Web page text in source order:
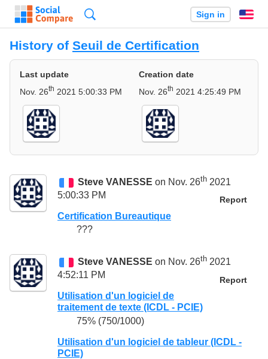
Sign in
History of Seuil de Certification
Last update
Nov. 26th 2021 5:00:33 PM
Creation date
Nov. 26th 2021 4:25:49 PM
Steve VANESSE on Nov. 26th 2021
5:00:33 PM
Report
Certification Bureautique
???
Steve VANESSE on Nov. 26th 2021
4:52:11 PM
Report
Utilisation d'un logiciel de
traitement de texte (ICDL - PCIE)
75% (750/1000)
Utilisation d'un logiciel de tableur (ICDL -
PCIE)